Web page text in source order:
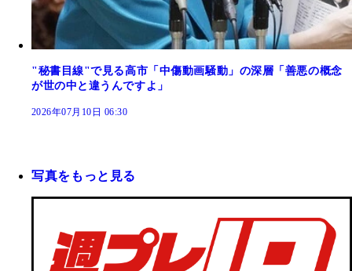
"秘書目線"で見る高市「中傷動画騒動」の深層「善悪の概念
が世の中と違うんですよ」
2026年07月10日 06:30
写真をもっと見る